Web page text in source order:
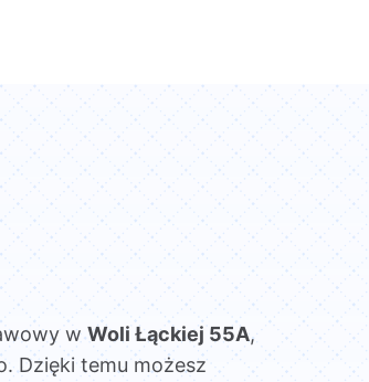
wWoli Łąckiej 55A,
Dzięki temu możesz